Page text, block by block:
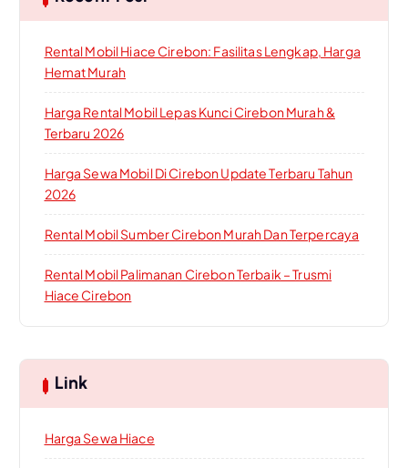
Rental Mobil Hiace Cirebon: Fasilitas Lengkap, Harga
Hemat Murah
Harga Rental Mobil Lepas Kunci Cirebon Murah &
Terbaru 2026
Harga Sewa Mobil Di Cirebon Update Terbaru Tahun
2026
Rental Mobil Sumber Cirebon Murah Dan Terpercaya
Rental Mobil Palimanan Cirebon Terbaik – Trusmi
Hiace Cirebon
Link
Harga Sewa Hiace